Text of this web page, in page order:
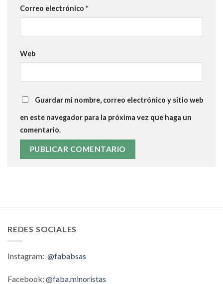
Correo electrónico *
Web
Guardar mi nombre, correo electrónico y sitio web
en este navegador para la próxima vez que haga un
comentario.
REDES SOCIALES
Instagram: @fababsas
Facebook: @faba.minoristas